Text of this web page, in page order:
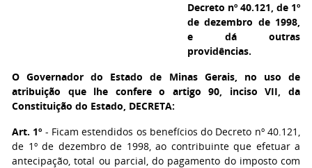
Decreto nº 40.121, de 1º
de dezembro de 1998,
e dá outras
providências.
O Governador do Estado de Minas Gerais, no uso de
atribuição que lhe confere o artigo 90, inciso VII, da
Constituição do Estado, DECRETA:
Art. 1º - Ficam estendidos os benefícios do Decreto nº 40.121,
de 1º de dezembro de 1998, ao contribuinte que efetuar a
antecipação, total ou parcial, do pagamento do imposto com